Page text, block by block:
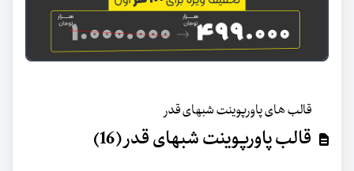
قالب های پاورپوینت شبهای قدر
قالب پاورپوینت شبهای قدر (16)